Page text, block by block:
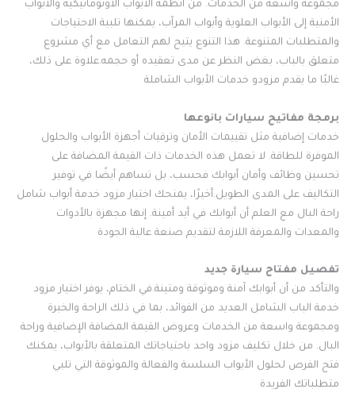
مجموعة واسعة من الخدمات. من أنظمة الأبواب الأوتوماتيكية والأبواب
الأمنية إلى الأبواب العلوية وأبواب المرآب، يمكنها تلبية الاحتياجات
والمتطلبات المتنوعة. هذا التنوع يتيح لهم التعامل مع أي مشروع
متعلق بالباب، بغض النظر عن مدى تعقيده أو حجمه.علاوة على ذلك،
غالبًا ما يقدم مزودو خدمات الأبواب الشاملة
برمجة مفاتيح سيارات بانوعها
خدمات إضافية مثل تقييمات الأمان وترقيات أجهزة الأبواب والحلول
الموفرة للطاقة. لا تعمل هذه الخدمات ذات القيمة المضافة على
تحسين وظائف وأمان أبوابك فحسب، بل تساهم أيضًا في توفير
التكاليف على المدى الطويل.أخيرًا، يمنحك اختيار مزود خدمة أبواب شامل
راحة البال مع العلم أن أبوابك في أيد أمينة. إنها مجهزة بالأدوات
والمعدات والمعرفة اللازمة لتقديم صنعة عالية الجودة
تفصيل مفتاح سيارة جديد
والتأكد من أن أبوابك آمنة وموثوقة ومتينة.في الختام، يوفر اختيار مزود
خدمة الباب الشامل العديد من الفوائد، بما في ذلك الراحة والخبرة
ومجموعة واسعة من الخدمات وعروض القيمة المضافة الإضافية وراحة
البال. من خلال تكليف مزود واحد باحتياجاتك المتعلقة بالأبواب، يمكنك
فتح الفرص لحلول الأبواب السلسة والفعالة والموثوقة التي تلبي
متطلباتك الفريدة